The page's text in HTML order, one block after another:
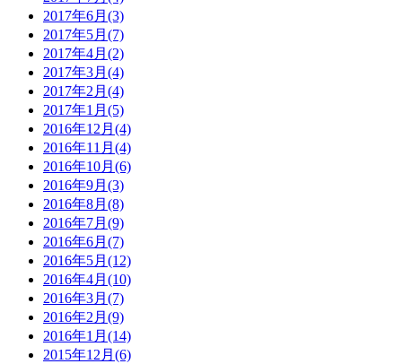
2017年6月(3)
2017年5月(7)
2017年4月(2)
2017年3月(4)
2017年2月(4)
2017年1月(5)
2016年12月(4)
2016年11月(4)
2016年10月(6)
2016年9月(3)
2016年8月(8)
2016年7月(9)
2016年6月(7)
2016年5月(12)
2016年4月(10)
2016年3月(7)
2016年2月(9)
2016年1月(14)
2015年12月(6)